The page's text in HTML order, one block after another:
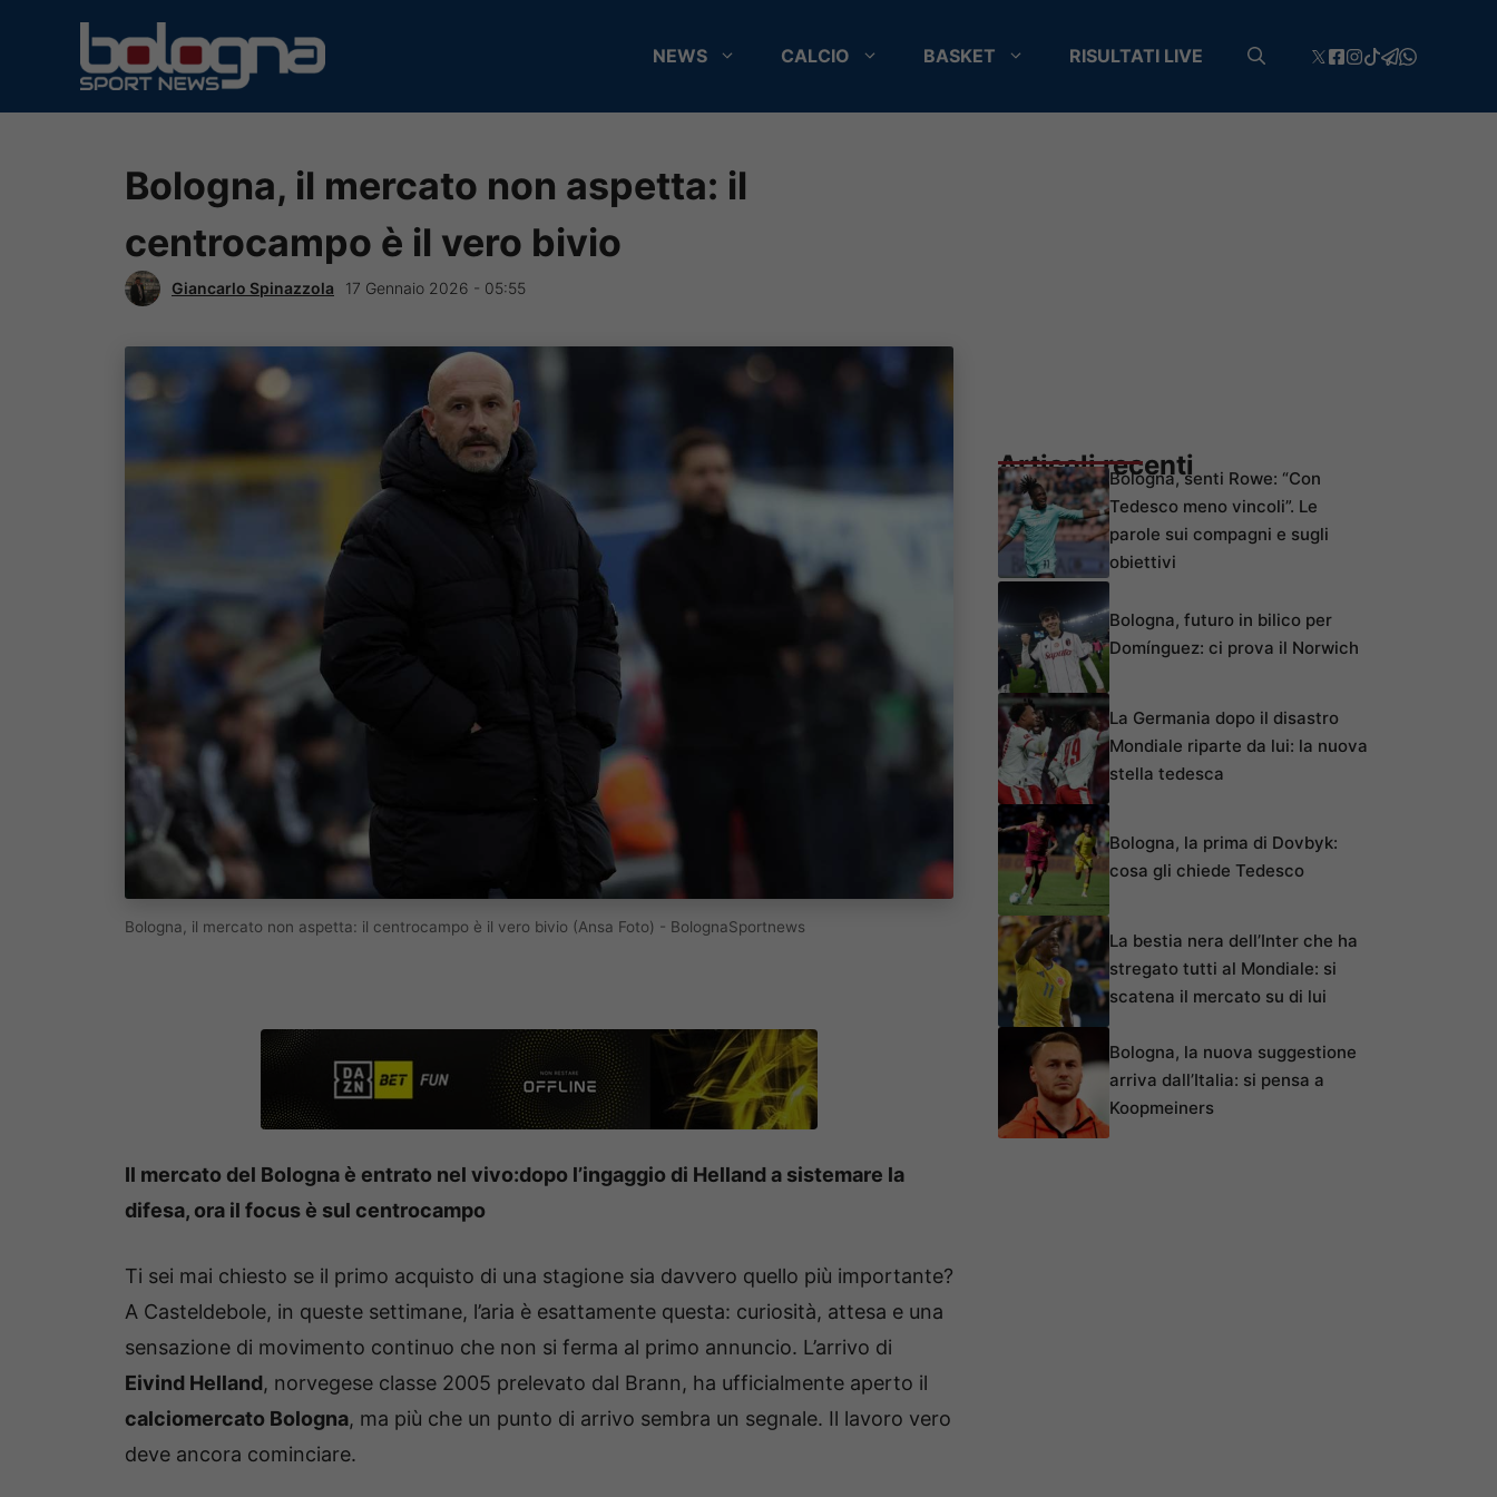
contenuto
NEWS CALCIO BASKET RISULTATI LIVE
Bologna, il mercato non aspetta: il
centrocampo è il vero bivio
Giancarlo Spinazzola 17 Gennaio 2026 - 05:55
Bologna, il mercato non aspetta: il centrocampo è il vero bivio (Ansa Foto) - BolognaSportnews
Il mercato del Bologna è entrato nel vivo:dopo l’ingaggio di Helland a sistemare la
difesa, ora il focus è sul centrocampo
Ti sei mai chiesto se il primo acquisto di una stagione sia davvero quello più importante?
A Casteldebole, in queste settimane, l’aria è esattamente questa: curiosità, attesa e una
sensazione di movimento continuo che non si ferma al primo annuncio. L’arrivo di
Eivind Helland, norvegese classe 2005 prelevato dal Brann, ha ufficialmente aperto il
calciomercato Bologna, ma più che un punto di arrivo sembra un segnale. Il lavoro vero
deve ancora cominciare.
Articoli recentiBologna, senti Rowe: “Con
Tedesco meno vincoli”. Le
parole sui compagni e sugli
obiettivi
Bologna, futuro in bilico per
Domínguez: ci prova il Norwich
La Germania dopo il disastro
Mondiale riparte da lui: la nuova
stella tedesca
Bologna, la prima di Dovbyk:
cosa gli chiede Tedesco
La bestia nera dell’Inter che ha
stregato tutti al Mondiale: si
scatena il mercato su di lui
Bologna, la nuova suggestione
arriva dall’Italia: si pensa a
Koopmeiners